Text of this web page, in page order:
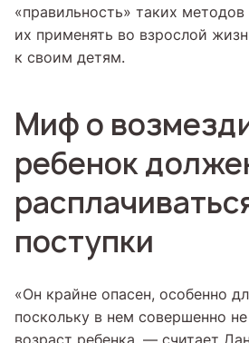
«правильность» таких методов
их применять во взрослой
к своим детям.
Миф о
ребенок
поступки
«Он крайне опасен, особенно
поскольку в нем совершенно